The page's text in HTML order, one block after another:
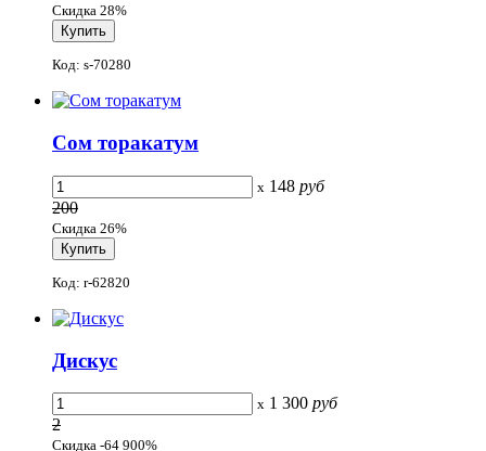
Скидка 28%
Код: s-70280
Сом торакатум
x 148 руб
200
Скидка 26%
Код: r-62820
Дискус
x 1 300 руб
2
Скидка -64 900%